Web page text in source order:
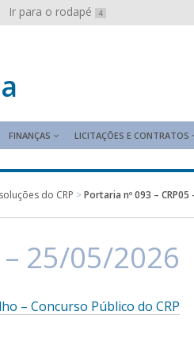
Ir para o rodapé 4
FINANÇAS LICITAÇÕES E CONTRATOS
do CRP >Portaria nº 093 –
– 25/05/2026
– Concurso Público do CRP